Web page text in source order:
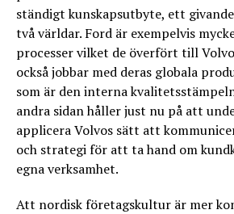
ständigt kunskapsutbyte, ett
två världar. Ford är exempelvis
processer vilket de överfört till
också jobbar med deras globala
som är den interna
andra sidan håller just nu på att
applicera Volvos sätt att
och strategi för att ta hand om
egna verksamhet.
Att nordisk företagskultur är mer